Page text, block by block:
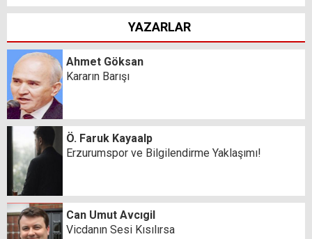
YAZARLAR
Ahmet Göksan
Kararın Barışı
Ö. Faruk Kayaalp
Erzurumspor ve Bilgilendirme Yaklaşımı!
Can Umut Avcıgil
Vicdanın Sesi Kısılırsa